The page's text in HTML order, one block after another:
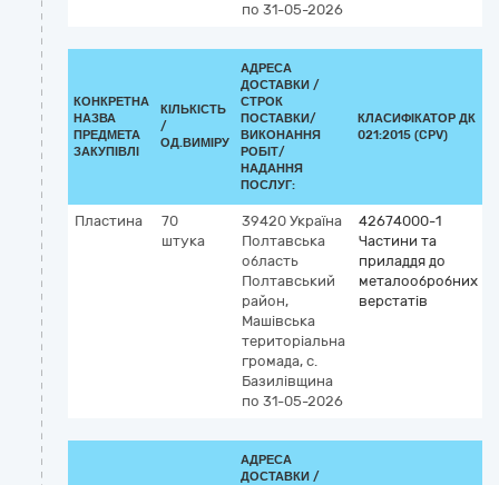
по 31-05-2026
КОНКРЕТНА
НАЗВА
ПРЕДМЕТА
ЗАКУПІВЛІ
КІЛЬКІСТЬ
/
ОД.ВИМІРУ
АДРЕСА
ДОСТАВКИ /
СТРОК
ПОСТАВКИ/
ВИКОНАННЯ
РОБІТ/
НАДАННЯ
ПОСЛУГ:
КЛАСИФІКАТОР ДК
021:2015 (CPV)
Пластина
70
штука
39420 Україна
Полтавська
область
Полтавський
район,
Машівська
територіальна
громада, с.
Базилівщина
по 31-05-2026
42674000-1
Частини та
приладдя до
металообробних
верстатів
АДРЕСА
ДОСТАВКИ /